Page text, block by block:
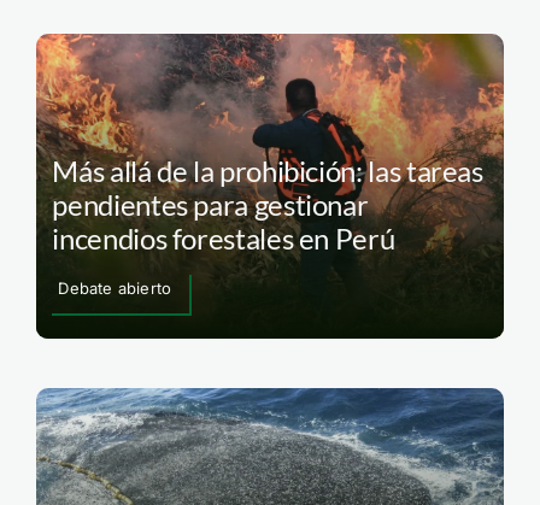
Más allá de la prohibición: las tareas
pendientes para gestionar
incendios forestales en Perú
Debate abierto